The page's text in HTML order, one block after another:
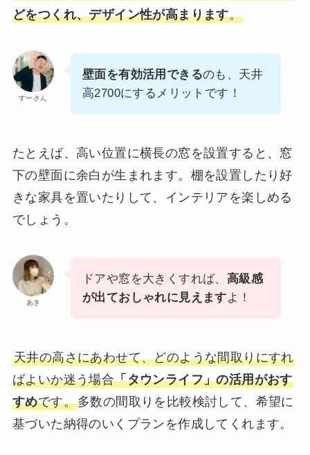
どをつくれ、デザイン性が高まります。
すーさん
壁面を有効活用できるのも、天井
高2700にするメリットです！
たとえば、高い位置に横長の窓を設置すると、窓
下の壁面に余白が生まれます。棚を設置したり好
きな家具を置いたりして、インテリアを楽しめる
でしょう。
あき
ドアや窓を大きくすれば、 高級感
が出ておしゃれに見えますよ！
天井の高さにあわせて、どのような間取りにすれ
ばよいか迷う場合「タウンライフ」の活用がおす
すめです。多数の間取りを比較検討して、希望に
基づいた納得のいくプランを作成してくれます。